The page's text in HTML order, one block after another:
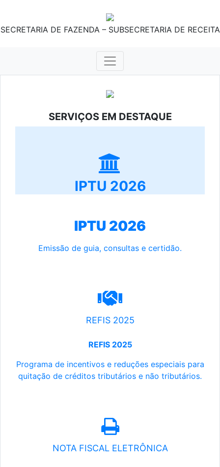
SECRETARIA DE FAZENDA – SUBSECRETARIA DE RECEITA
SERVIÇOS EM DESTAQUE
IPTU 2026
IPTU 2026
Emissão de guia, consultas e certidão.
REFIS 2025
REFIS 2025
Programa de incentivos e reduções especiais para
quitação de créditos tributários e não tributários.
NOTA FISCAL ELETRÔNICA